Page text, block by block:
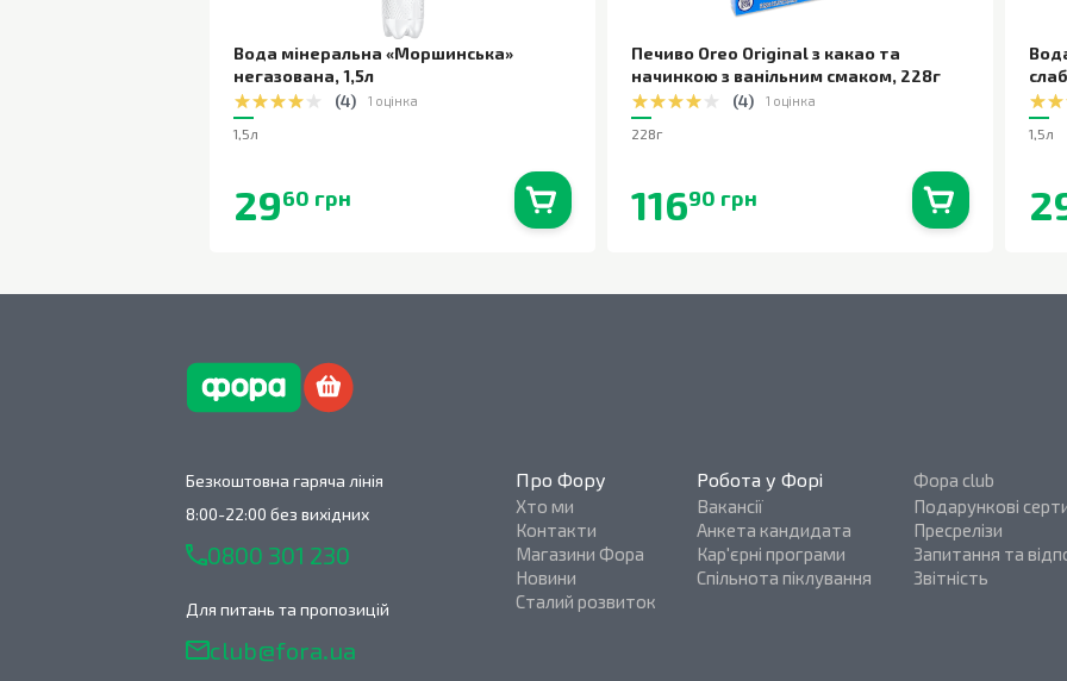
Вода мінеральна «Моршинська»
негазована, 1,5л
(4) 1 оцінка
1,5л
2960 грн
Печиво Oreo Original з какао та
начинкою з ванільним смаком, 228г
(4) 1 оцінка
228г
11690 грн
1,5л
Безкоштовна гаряча лінія
8:00-22:00 без вихідних
0800 301 230
Для питань та пропозицій
club@fora.ua
Про Фору
Хто ми
Контакти
Магазини Фора
Новини
Сталий розвиток
Робота у Форі
Вакансії
Анкета кандидата
Кар'єрні програми
Спільнота піклування
Фора club
Подарункові
Пресрелізи
Запитання та
Звітність